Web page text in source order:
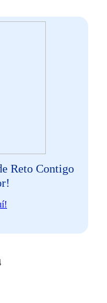
Reto Contigo